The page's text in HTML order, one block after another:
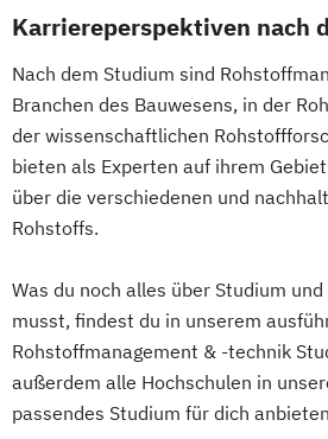
Technology
Technical Management*
Technische Informatik
Proteins (BioToP)
Phytomedizin
Safety in the
Stoffliche und energetische
nachwachsender Rohstoffe
internationales
Biomassetechnologie
Sustainability in Agriculture
the Danube Region
Umwelt- und
Universitätslehrgang
technologies in smart crop
Karriereperspektiven nach
Nach dem Studium sind
Branchen des Bauwesens, in der
der wissenschaftlichen
bieten als Experten auf ihrem
über die verschiedenen und
Rohstoffs.
Was du noch alles über Studium
musst, findest du in unserem
Rohstoffmanagement & -technik
außerdem alle Hochschulen in
passendes Studium für dich